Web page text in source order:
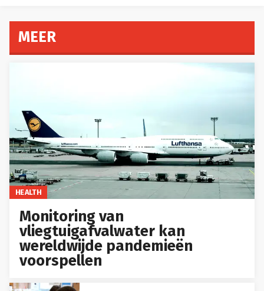
MEER
HEALTH
Monitoring van
vliegtuigafvalwater kan
wereldwijde pandemieën
voorspellen